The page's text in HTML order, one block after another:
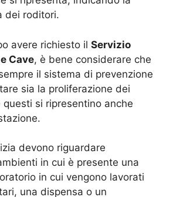
dei roditori.
avere richiesto il Servizio
Cave, è bene considerare che
il sistema di prevenzione
sia la proliferazione dei
si ripresentino anche
devono riguardare
in cui è presente una
in cui vengono lavorati
una dispensa o un